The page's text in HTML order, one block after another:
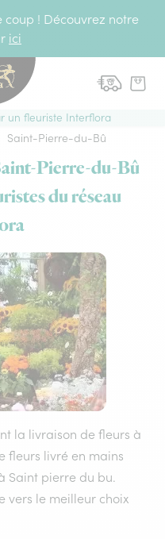
coup ! Découvrez notre
ici
un fleuriste Interflora
Saint-Pierre-du-Bû
Pierre-du-Bû
du réseau
la livraison de fleurs à
fleurs livré en mains
Saint pierre du bu.
vers le meilleur choix